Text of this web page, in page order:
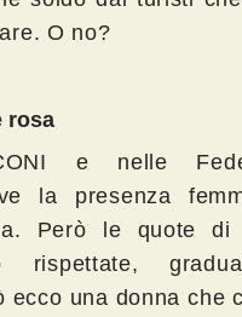
O no?
rosa
e nelle
la presenza
Però le quote di
rispettate,
ecco una donna che